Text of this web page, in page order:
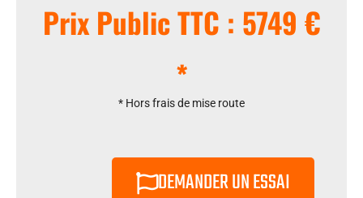
Prix Public TTC : 5749 €
*
* Hors frais de mise route
DEMANDER UN ESSAI